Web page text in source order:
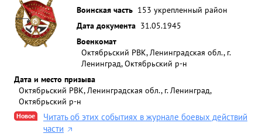
Воинская часть 153 укрепленный район
Дата документа 31.05.1945
Военкомат
Октябрьский РВК, Ленинградская обл., г.
Ленинград, Октябрьский р-н
Дата и место призыва
Октябрьский РВК, Ленинградская обл., г. Ленинград,
Октябрьский р-н
Новое
Читать об этих событиях в журнале боевых действий
части